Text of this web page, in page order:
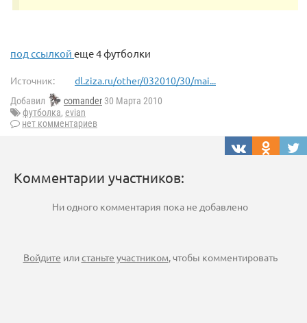
под ссылкой еще 4 футболки
Источник: dl.ziza.ru/other/032010/30/mai...
Добавил comander 30 Марта 2010
футболка, evian
нет комментариев
Комментарии участников:
Ни одного комментария пока не добавлено
Войдите илистаньте участником, чтобы комментировать